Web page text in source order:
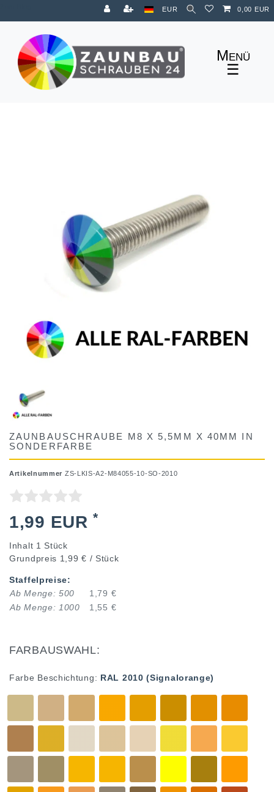
EUR 0,00 EUR
☰
ZAUNBAUSCHRAUBE M8 X 5,5MM X 40MM IN
SONDERFARBE
Artikelnummer ZS-LKIS-A2-M84055-10-SO-2010
1,99 EUR*
Inhalt 1 Stück
Grundpreis 1,99 € / Stück
Staffelpreise:
Ab Menge: 500
1,79 €
Ab Menge: 1000
1,55 €
FARBAUSWAHL:
Farbe Beschichtung: RAL 2010 (Signalorange)